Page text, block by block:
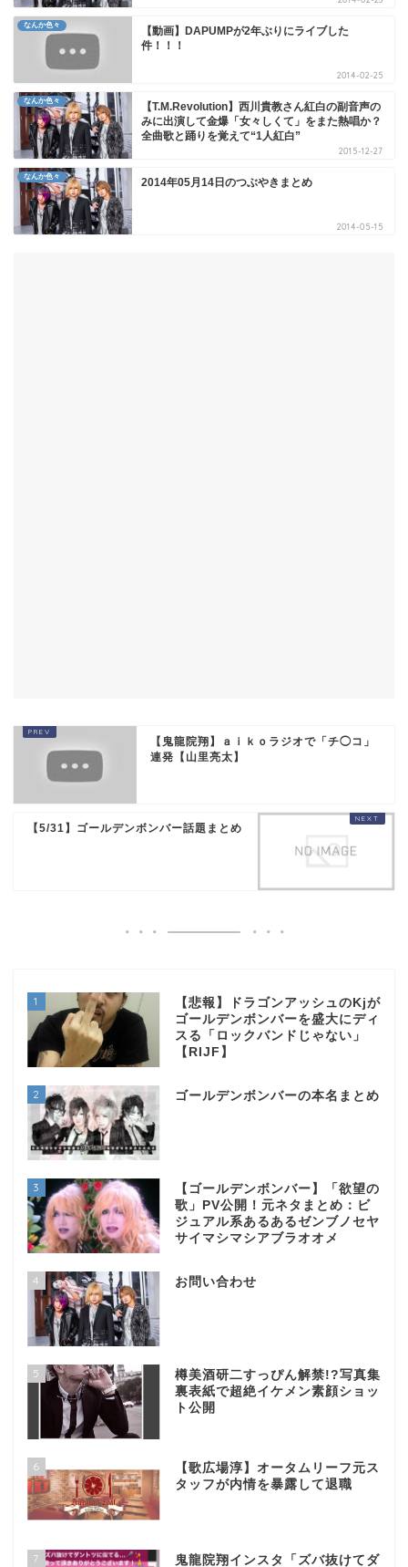
なんか色々
【動画】DAPUMPが2年ぶりにライブした
件！！！
2014-02-25
なんか色々
【T.M.Revolution】西川貴教さん紅白の副音声の
みに出演して金爆「女々しくて」をまた熱唱か？
全曲歌と踊りを覚えて“1人紅白”
2015-12-27
なんか色々 2014年05月14日のつぶやきまとめ
2014-05-15
【鬼龍院翔】ａｉｋｏラジオで「チ◯コ」
連発【山里亮太】
【5/31】ゴールデンボンバー話題まとめ
1
【悲報】ドラゴンアッシュのKjが
ゴールデンボンバーを盛大にディ
スる「ロックバンドじゃない」
【RIJF】
2 ゴールデンボンバーの本名まとめ
3
【ゴールデンボンバー】「欲望の
歌」PV公開！元ネタまとめ：ビ
ジュアル系あるあるゼンブノセヤ
サイマシマシアブラオオメ
4 お問い合わせ
5
樽美酒研二すっぴん解禁!?写真集
裏表紙で超絶イケメン素顔ショッ
ト公開
6
【歌広場淳】オータムリーフ元ス
タッフが内情を暴露して退職
7 鬼龍院翔インスタ「ズバ抜けてダ